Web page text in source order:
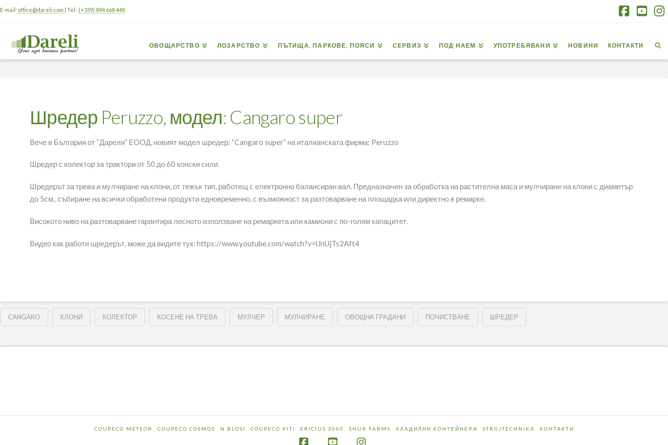
E-mail: office@dareli.com | Tel.: (+359) 894 668 448
ОВОЩАРСТВО ЛОЗАРСТВО ПЪТИЩА, ПАРКОВЕ, ПОЯСИ СЕРВИЗ ПОД НАЕМ УПОТРЕБЯВАНИ НОВИНИ КОНТАКТИ
Шредер Peruzzo, модел: Cangaro super
Вече в България от “Дарели” ЕООД, новият модел шредер: “Cangaro super” на италианската фирма: Peruzzo
Шредер с колектор за трактори от 50 до 60 конски сили.
Шредерът за трева и мулчиране на клони, от тежък тип, работещ с електронно балансиран вал. Предназначен за обработка на растителна маса и мулчиране на клони с диаметър
до 5см., събиране на всички обработени продукти едновременно, с възможност за разтоварване на площадка или директно в ремарке.
Високото ниво на разтоварване гарантира лесното използване на ремаркета или камиони с по-голям капацитет.
Видео как работи шредерът, може да видите тук: https://www.youtube.com/watch?v=UnUjTs2Aft4
CANGARO КЛОНИ КОЛЕКТОР КОСЕНЕ НА ТРЕВА МУЛЧЕР МУЛЧИРАНЕ ОВОЩНА ГРАДАНИ ПОЧИСТВАНЕ ШРЕДЕР
COUPECO METEOR COUPECO COSMOS N BLOSI COUPECO VITI ERICIUS 3000 SHUR FARMS ХЛАДИЛНИ КОНТЕЙНЕРИ STROJTECHNIKA КОНТАКТИ